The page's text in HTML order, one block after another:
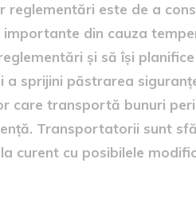
reglementări este de a
din cauza
și să își
sprijini păstrarea
care transportă bunuri
Transportatorii sunt
curent cu posibilele